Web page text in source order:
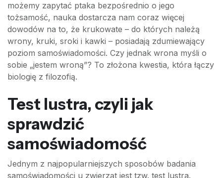
możemy zapytać ptaka bezpośrednio o jego
tożsamość, nauka dostarcza nam coraz więcej
dowodów na to, że krukowate – do których należą
wrony, kruki, sroki i kawki – posiadają zdumiewający
poziom samoświadomości. Czy jednak wrona myśli o
sobie „jestem wroną”? To złożona kwestia, która łączy
biologię z filozofią.
Test lustra, czyli jak
sprawdzić
samoświadomość
Jednym z najpopularniejszych sposobów badania
samoświadomości u zwierząt jest tzw. test lustra.